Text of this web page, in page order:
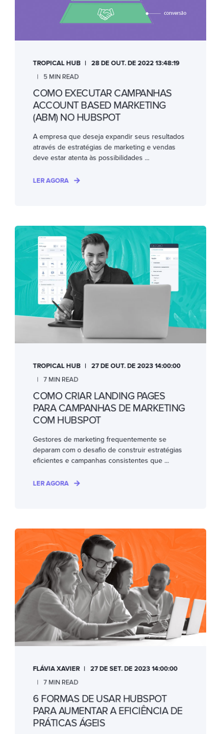
TROPICAL HUB 28 DE OUT. DE 2022 13:48:19
5 MIN READ
COMO EXECUTAR CAMPANHAS
ACCOUNT BASED MARKETING
(ABM) NO HUBSPOT
A empresa que deseja expandir seus resultados
através de estratégias de marketing e vendas
deve estar atenta às possibilidades ...
LER AGORA
TROPICAL HUB 27 DE OUT. DE 2023 14:00:00
7 MIN READ
COMO CRIAR LANDING PAGES
PARA CAMPANHAS DE MARKETING
COM HUBSPOT
Gestores de marketing frequentemente se
deparam com o desafio de construir estratégias
eficientes e campanhas consistentes que ...
LER AGORA
FLÁVIA XAVIER 27 DE SET. DE 2023 14:00:00
7 MIN READ
6 FORMAS DE USAR HUBSPOT
PARA AUMENTAR A EFICIÊNCIA DE
PRÁTICAS ÁGEIS